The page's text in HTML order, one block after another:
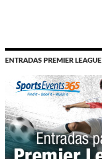
ENTRADAS PREMIER LEAGUE